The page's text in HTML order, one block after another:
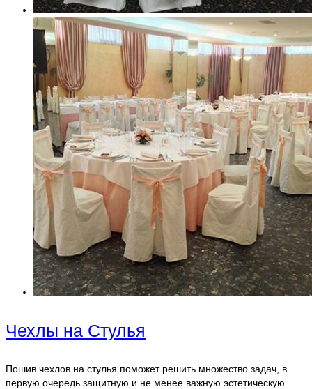
Чехлы на Стулья
Пошив чехлов на стулья поможет решить множество задач, в
первую очередь защитную и не менее важную эстетическую.